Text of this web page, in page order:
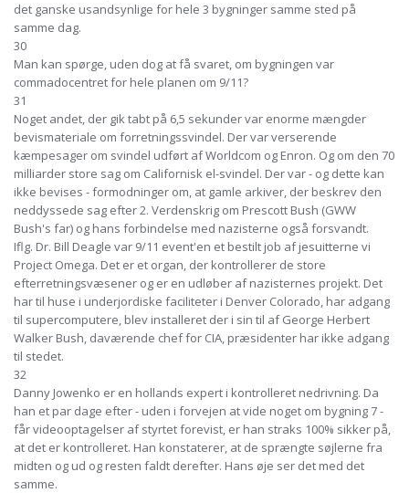
det ganske usandsynlige for hele 3 bygninger samme sted på
samme dag.
30
Man kan spørge, uden dog at få svaret, om bygningen var
commadocentret for hele planen om 9/11?
31
Noget andet, der gik tabt på 6,5 sekunder var enorme mængder
bevismateriale om forretningssvindel. Der var verserende
kæmpesager om svindel udført af Worldcom og Enron. Og om den 70
milliarder store sag om Californisk el-svindel. Der var - og dette kan
ikke bevises - formodninger om, at gamle arkiver, der beskrev den
neddyssede sag efter 2. Verdenskrig om Prescott Bush (GWW
Bush's far) og hans forbindelse med nazisterne også forsvandt.
Iflg. Dr. Bill Deagle var 9/11 event'en et bestilt job af jesuitterne vi
Project Omega. Det er et organ, der kontrollerer de store
efterretningsvæsener og er en udløber af nazisternes projekt. Det
har til huse i underjordiske faciliteter i Denver Colorado, har adgang
til supercomputere, blev installeret der i sin til af George Herbert
Walker Bush, daværende chef for CIA, præsidenter har ikke adgang
til stedet.
32
Danny Jowenko er en hollands expert i kontrolleret nedrivning. Da
han et par dage efter - uden i forvejen at vide noget om bygning 7 -
får videooptagelser af styrtet forevist, er han straks 100% sikker på,
at det er kontrolleret. Han konstaterer, at de sprængte søjlerne fra
midten og ud og resten faldt derefter. Hans øje ser det med det
samme.